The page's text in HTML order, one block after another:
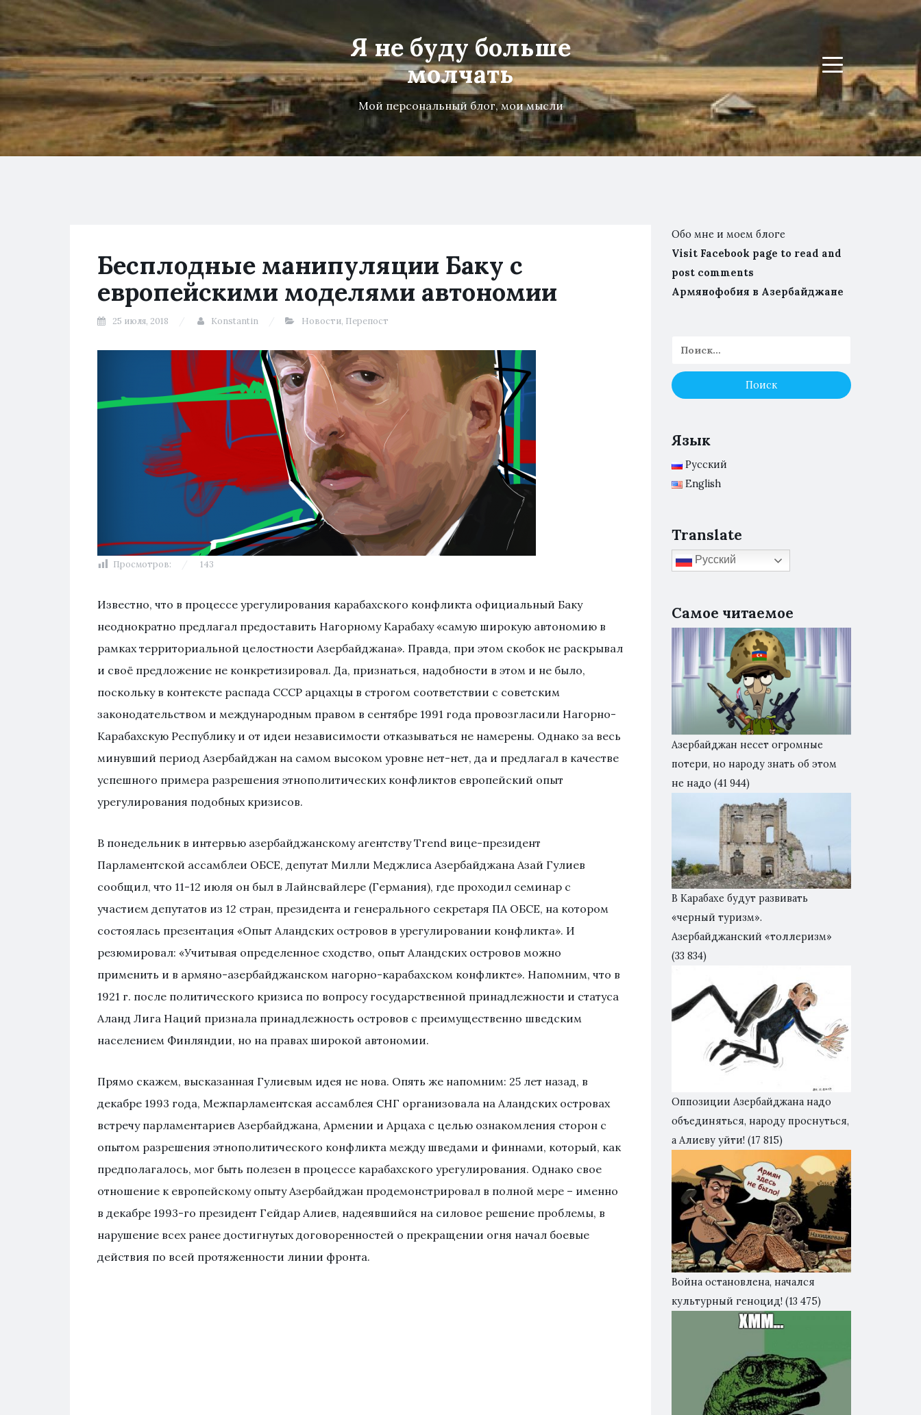
Я не буду больше
молчать
Мой персональный блог, мои мысли
Menu
Бесплодные манипуляции Баку с
европейскими моделями автономии
25 июля, 2018 Konstantin Новости, Перепост
Просмотров: 143
Известно, что в процессе урегулирования карабахского конфликта официальный Баку
неоднократно предлагал предоставить Нагорному Карабаху «самую широкую автономию в
рамках территориальной целостности Азербайджана». Правда, при этом скобок не раскрывал
и своё предложение не конкретизировал. Да, признаться, надобности в этом и не было,
поскольку в контексте распада СССР арцахцы в строгом соответствии с советским
законодательством и международным правом в сентябре 1991 года провозгласили Нагорно-
Карабахскую Республику и от идеи независимости отказываться не намерены. Однако за весь
минувший период Азербайджан на самом высоком уровне нет-нет, да и предлагал в качестве
успешного примера разрешения этнополитических конфликтов европейский опыт
урегулирования подобных кризисов.
В понедельник в интервью азербайджанскому агентству Trend вице-президент
Парламентской ассамблеи ОБСЕ, депутат Милли Меджлиса Азербайджана Азай Гулиев
сообщил, что 11-12 июля он был в Лайнсвайлере (Германия), где проходил семинар с
участием депутатов из 12 стран, президента и генерального секретаря ПА ОБСЕ, на котором
состоялась презентация «Опыт Аландских островов в урегулировании конфликта». И
резюмировал: «Учитывая определенное сходство, опыт Аландских островов можно
применить и в армяно-азербайджанском нагорно-карабахском конфликте». Напомним, что в
1921 г. после политического кризиса по вопросу государственной принадлежности и статуса
Аланд Лига Наций признала принадлежность островов с преимущественно шведским
населением Финляндии, но на правах широкой автономии.
Прямо скажем, высказанная Гулиевым идея не нова. Опять же напомним: 25 лет назад, в
декабре 1993 года, Межпарламентская ассамблея СНГ организовала на Аландских островах
встречу парламентариев Азербайджана, Армении и Арцаха с целью ознакомления сторон с
опытом разрешения этнополитического конфликта между шведами и финнами, который, как
предполагалось, мог быть полезен в процессе карабахского урегулирования. Однако свое
отношение к европейскому опыту Азербайджан продемонстрировал в полной мере – именно
в декабре 1993-го президент Гейдар Алиев, надеявшийся на силовое решение проблемы, в
нарушение всех ранее достигнутых договоренностей о прекращении огня начал боевые
действия по всей протяженности линии фронта.
Обо мне и моем блоге
Visit Facebook page to read and
post comments
Армянофобия в Азербайджане
Язык
Русский
English
Translate
Русский
Самое читаемое
Азербайджан несет огромные
потери, но народу знать об этом
не надо (41 944)
В Карабахе будут развивать
«черный туризм».
Азербайджанский «толлеризм»
(33 834)
Оппозиции Азербайджана надо
объединяться, народу проснуться,
а Алиеву уйти! (17 815)
Война остановлена, начался
культурный геноцид! (13 475)